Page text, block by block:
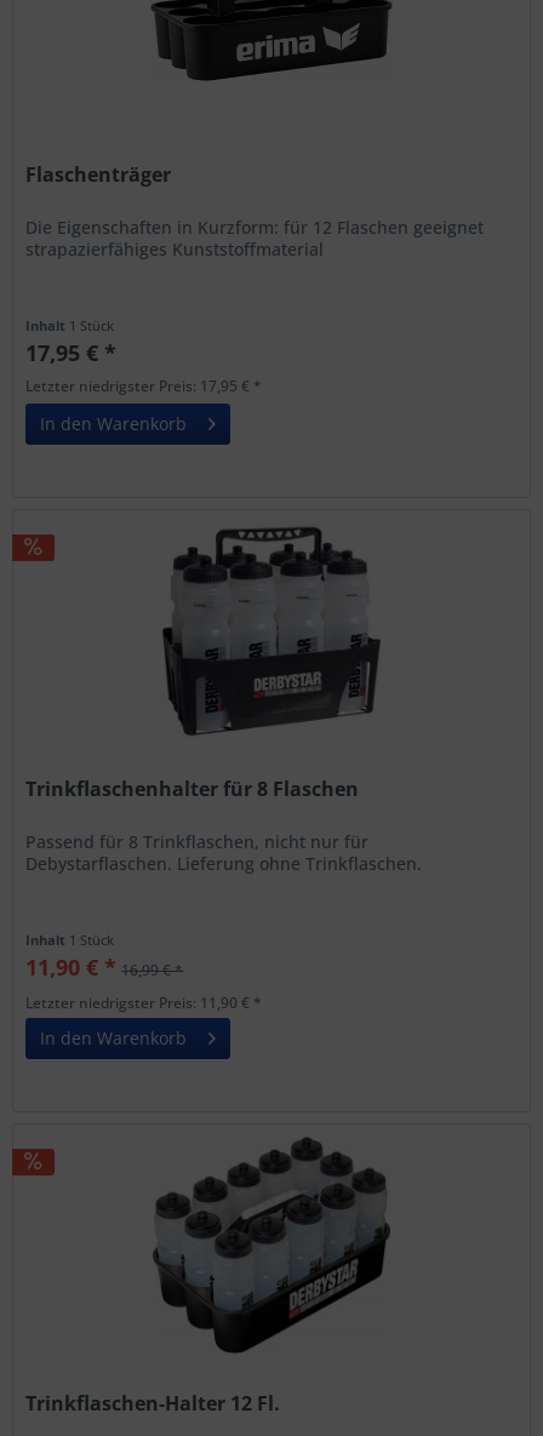
Flaschenträger
Die Eigenschaften in Kurzform: für 12 Flaschen geeignet
strapazierfähiges Kunststoffmaterial
Inhalt 1 Stück
17,95 € *
Letzter niedrigster Preis: 17,95 € *
In den Warenkorb
Trinkflaschenhalter für 8 Flaschen
Passend für 8 Trinkflaschen, nicht nur für
Debystarflaschen. Lieferung ohne Trinkflaschen.
Inhalt 1 Stück
11,90 € * 16,99 € *
Letzter niedrigster Preis: 11,90 € *
In den Warenkorb
Trinkflaschen-Halter 12 Fl.